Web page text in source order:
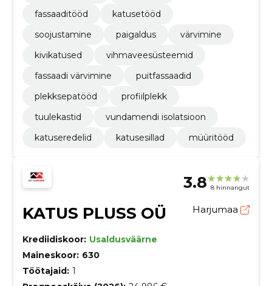
fassaaditööd
katusetööd
soojustamine
paigaldus
värvimine
kivikatused
vihmaveesüsteemid
fassaadi värvimine
puitfassaadid
plekksepatööd
profiilplekk
tuulekastid
vundamendi isolatsioon
katuseredelid
katusesillad müüritööd
3.8 8 hinnangut
KATUS PLUSS OÜ Harjumaa
Krediidiskoor: Usaldusväärne
Maineskoor: 630
Töötajaid: 1